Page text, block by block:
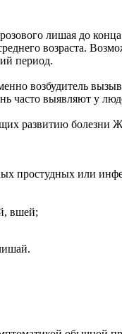
лишая до
возраста.
период.
возбудитель
часто выявляют у
развитию болезни
простудных или
вшей;